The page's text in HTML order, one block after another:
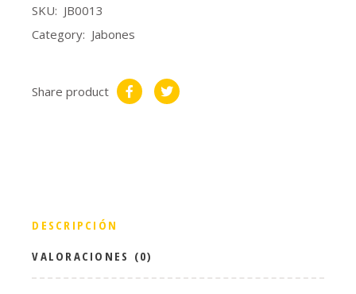
SKU: JB0013
Category: Jabones
Share product
DESCRIPCIÓN
VALORACIONES (0)